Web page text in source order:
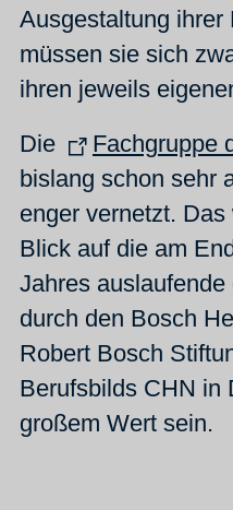
Ausgestaltung ihrer
müssen sie sich
ihren jeweils
Die
Fachgruppe
bislang schon sehr
enger vernetzt.
Blick auf die am
Jahres
durch den Bosch
Robert Bosch
Berufsbilds CHN in
großem Wert sein.